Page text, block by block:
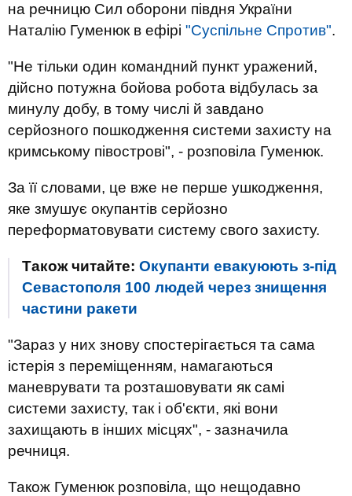
на речницю Сил оборони півдня України
Наталію Гуменюк в ефірі "Суспільне Спротив".
"Не тільки один командний пункт уражений,
дійсно потужна бойова робота відбулась за
минулу добу, в тому числі й завдано
серйозного пошкодження системи захисту на
кримському півострові", - розповіла Гуменюк.
За її словами, це вже не перше ушкодження,
яке змушує окупантів серйозно
переформатовувати систему свого захисту.
Також читайте: Окупанти евакуюють з-під
Севастополя 100 людей через знищення
частини ракети
"Зараз у них знову спостерігається та сама
істерія з переміщенням, намагаються
маневрувати та розташовувати як самі
системи захисту, так і об'єкти, які вони
захищають в інших місцях", - зазначила
речниця.
Також Гуменюк розповіла, що нещодавно